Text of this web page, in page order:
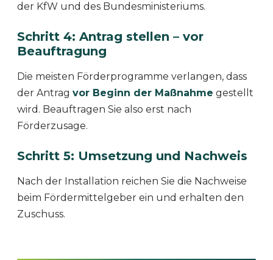
der KfW und des Bundesministeriums.
Schritt 4: Antrag stellen – vor
Beauftragung
Die meisten Förderprogramme verlangen, dass
der Antrag vor Beginn der Maßnahme gestellt
wird. Beauftragen Sie also erst nach
Förderzusage.
Schritt 5: Umsetzung und Nachweis
Nach der Installation reichen Sie die Nachweise
beim Fördermittelgeber ein und erhalten den
Zuschuss.